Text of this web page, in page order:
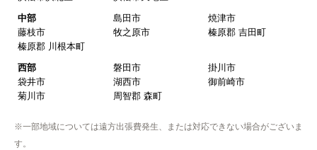
中部
島田市
焼津市
藤枝市
牧之原市
榛原郡 吉田町
榛原郡 川根本町
西部
磐田市
掛川市
袋井市
湖西市
御前崎市
菊川市
周智郡 森町
※一部地域については遠方出張費発生、または対応できない場合がございま
す。